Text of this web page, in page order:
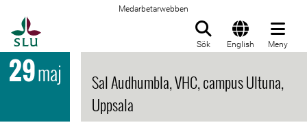
Medarbetarwebben
Sök English Meny
29maj
Sal Audhumbla, VHC, campus Ultuna,
Uppsala